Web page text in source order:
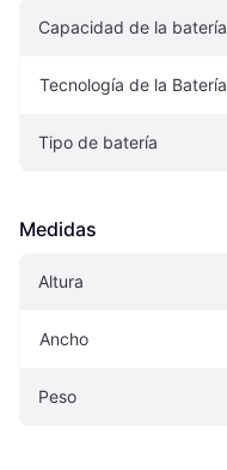
Capacidad de la batería
Tecnología de la Batería
Tipo de batería
Medidas
Altura
Ancho
Peso